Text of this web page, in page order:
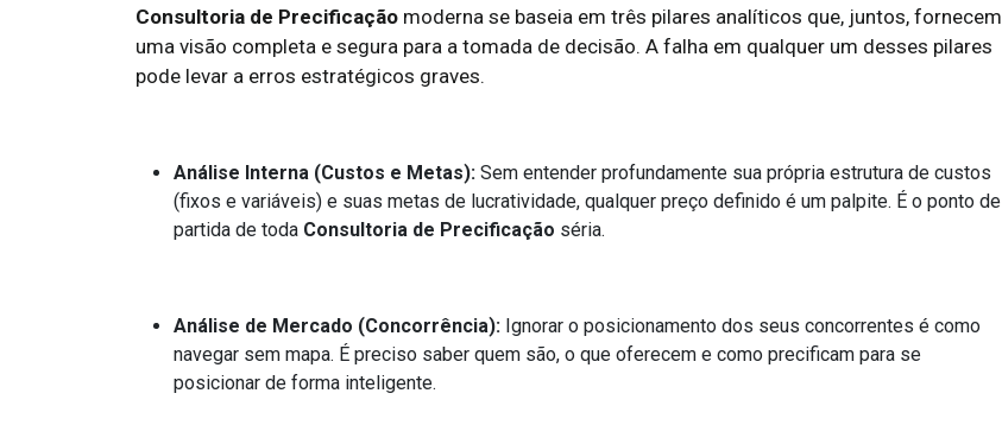
Consultoria de Precificação moderna se baseia em três pilares analíticos que, juntos, fornecem
uma visão completa e segura para a tomada de decisão. A falha em qualquer um desses pilares
pode levar a erros estratégicos graves.
Análise Interna (Custos e Metas): Sem entender profundamente sua própria estrutura de custos
(fixos e variáveis) e suas metas de lucratividade, qualquer preço definido é um palpite. É o ponto de
partida de toda Consultoria de Precificação séria.
Análise de Mercado (Concorrência): Ignorar o posicionamento dos seus concorrentes é como
navegar sem mapa. É preciso saber quem são, o que oferecem e como precificam para se
posicionar de forma inteligente.